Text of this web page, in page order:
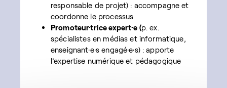
responsable de projet) : accompagne et
coordonne le processus
Promoteur·trice expert·e (p. ex.
spécialistes en médias et informatique,
enseignant·e·s engagé·e·s) : apporte
l’expertise numérique et pédagogique